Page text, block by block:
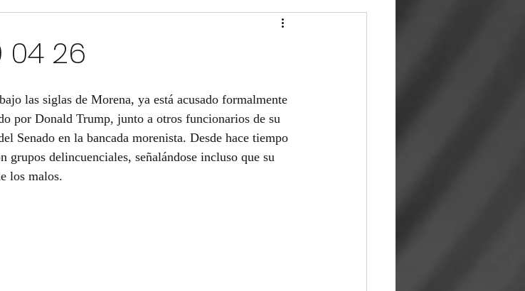
26
las siglas de Morena, ya está acusado formalmente
por Donald Trump, junto a otros funcionarios de su
Senado en la bancada morenista. Desde hace tiempo
grupos delincuenciales, señalándose incluso que su
los malos.